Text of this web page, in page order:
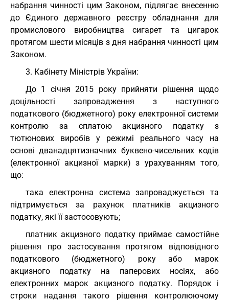
набрання чинності цим Законом, підлягає внесенню
до Єдиного державного реєстру обладнання для
промислового виробництва сигарет та цигарок
протягом шести місяців з дня набрання чинності цим
Законом.
3. Кабінету Міністрів України:
До 1 січня 2015 року прийняти рішення щодо
доцільності запровадження з наступного
податкового (бюджетного) року електронної системи
контролю за сплатою акцизного податку з
тютюнових виробів у режимі реального часу на
основі дванадцятизначних буквено-чисельних кодів
(електронної акцизної марки) з урахуванням того,
що:
така електронна система запроваджується та
підтримується за рахунок платників акцизного
податку, які її застосовують;
платник акцизного податку приймає самостійне
рішення про застосування протягом відповідного
податкового (бюджетного) року або марок
акцизного податку на паперових носіях, або
електронних марок акцизного податку. Порядок і
строки надання такого рішення контролюючому